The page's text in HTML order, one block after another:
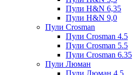
Пули H&N 6,35
Пули H&N 9,0
Пули Crosman
Пули Crosman 4.5
Пули Crosman 5.5
Пули Crosman 6.35
Пули Люман
Пули Люман 4.5